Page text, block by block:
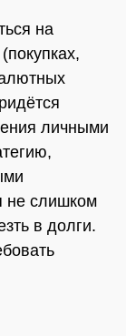
на
личными
не слишком
в долги.